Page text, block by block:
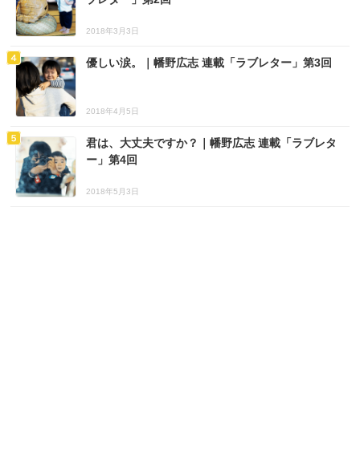
2018年3月3日
優しい涙。｜幡野広志 連載「ラブレター」第3回
2018年4月5日
君は、大丈夫ですか？｜幡野広志 連載「ラブレタ
ー」第4回
2018年5月3日